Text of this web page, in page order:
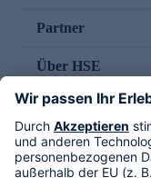
Partner
Über HSE
Im TV
HSE International